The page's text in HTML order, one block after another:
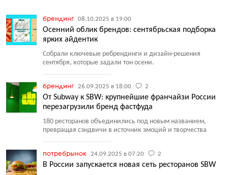
брендинг 08.10.2025 в 19:00
Осенний облик брендов: сентябрьская подборка
ярких айдентик
Собрали ключевые ребрендинги и дизайн-решения
сентября, которые задали тон осени.
брендинг 26.09.2025 в 18:00 2
От Subway к SBW: крупнейшие франчайзи России
перезагрузили бренд фастфуда
180 ресторанов объединились под новым названием,
превращая сэндвичи в источник эмоций и творчества
потребрынок 24.09.2025 в 07:20 2
В России запускается новая сеть ресторанов SBW